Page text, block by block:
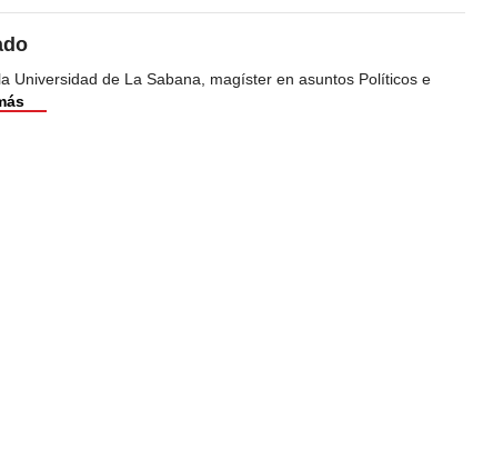
Universidad de La Sabana, magíster en asuntos Políticos e